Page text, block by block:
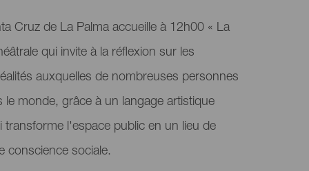
Cruz de La Palma accueille à 12h00 « La
qui invite à la réflexion sur les
auxquelles de nombreuses personnes
monde, grâce à un langage artistique
transforme l'espace public en un lieu de
conscience sociale.